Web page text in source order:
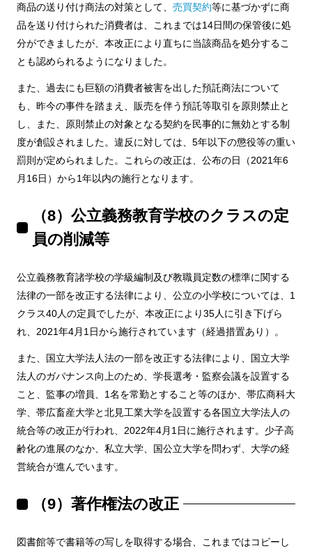
商品の送り付け商法の対策として、 売買契約等に基づかずに商
品を送り付けられた消費者は、これまでは14日間の保管後に処
分ができましたが、本改正により直ちに当該商品を処分するこ
とも認められるようになりました。
また、過去にも巨額の消費者被害を出した預託商法について
も、昨今の事件を踏まえ、販売を伴う預託等取引を原則禁止と
し、また、原則禁止の対象となる契約を民事的に無効とする制
度が創設されました。違反に対しては、5年以下の懲役等の重い
罰則が定められました。これらの改正は、公布の日（2021年6
月16日）から1年以内の施行となります。
（8）公立義務教育学校のクラスの定
員の削減等
公立義務教育諸学校の学級編制及び教職員定数の標準に関する
法律の一部を改正する法律により、公立の小学校については、1
クラス40人の定員でしたが、本改正により35人に引き下げら
れ、2021年4月1日から施行されています（経過措置あり）。
また、国立大学法人法の一部を改正する法律により、国立大学
法人のガバナンス向上のため、学長選考・監察会議を設置する
こと、監事の増員、1名を常勤とすること等のほか、帯広商科大
学、帯広畜産大学と北見工業大学を設置する各国立大学法人の
統合等の改正が行われ、2022年4月1日に施行されます。少子高
齢化の進展のなか、私立大学、国公立大学を問わず、大学の経
営統合が進んでいます。
（9）著作権法の改正
図書館等で書籍等の写しを取得する場合、これまではコピーし